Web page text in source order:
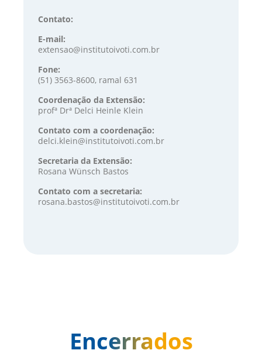
Contato:
E-mail:
extensao@institutoivoti.com.br
Fone:
(51) 3563-8600, ramal 631
Coordenação da Extensão:
profª Drª Delci Heinle Klein
Contato com a coordenação:
delci.klein@institutoivoti.com.br
Secretaria da Extensão:
Rosana Wünsch Bastos
Contato com a secretaria:
rosana.bastos@institutoivoti.com.br
Encerrados